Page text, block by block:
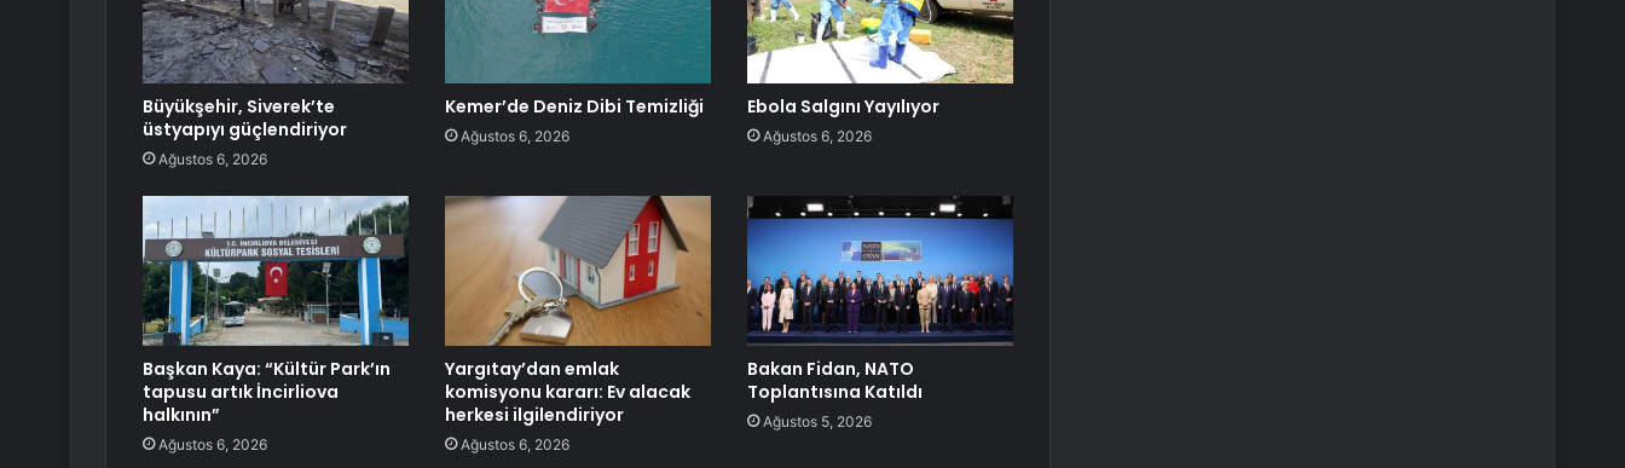
Büyükşehir, Siverek’te
üstyapıyı güçlendiriyor
Ağustos 6, 2026
Kemer’de Deniz Dibi Temizliği
Ağustos 6, 2026
Ebola Salgını Yayılıyor
Ağustos 6, 2026
Başkan Kaya: “Kültür Park’ın
tapusu artık İncirliova
halkının”
Ağustos 6, 2026
Yargıtay’dan emlak
komisyonu kararı: Ev alacak
herkesi ilgilendiriyor
Ağustos 6, 2026
Bakan Fidan, NATO
Toplantısına Katıldı
Ağustos 5, 2026